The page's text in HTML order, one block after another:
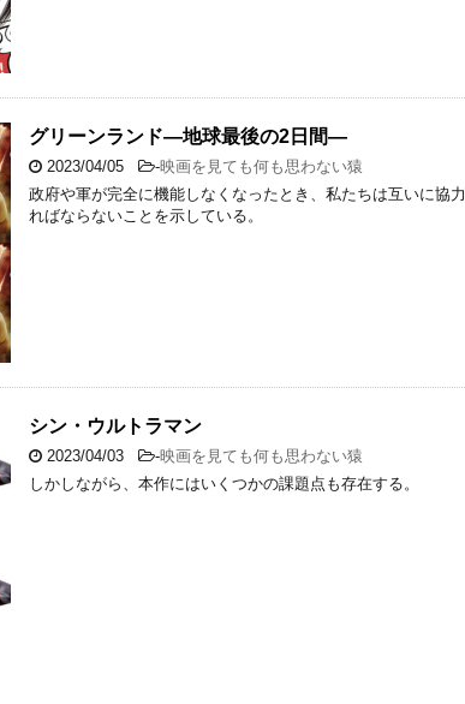
グリーンランド―地球最後の2日間―
2023/04/05 -映画を見ても何も思わない猿
政府や軍が完全に機能しなくなったとき、私たちは互いに協
ればならないことを示している。
シン・ウルトラマン
2023/04/03 -映画を見ても何も思わない猿
しかしながら、本作にはいくつかの課題点も存在する。